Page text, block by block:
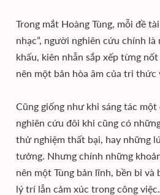
Trong mắt Hoàng Tùng, mỗi đề
nhạc”, người nghiên cứu chính là
khấu, kiên nhẫn sắp xếp từng
nên một bản hòa âm của tri thức
Cũng giống như khi sáng tác
nghiên cứu đôi khi cũng có
thử nghiệm thất bại, hay những
tưởng. Nhưng chính những
nên một Tùng bản lĩnh, bền bỉ và
lý trí lẫn cảm xúc trong công việc.